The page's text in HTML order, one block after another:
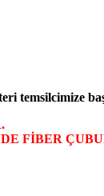
temsilcimize
FİBER